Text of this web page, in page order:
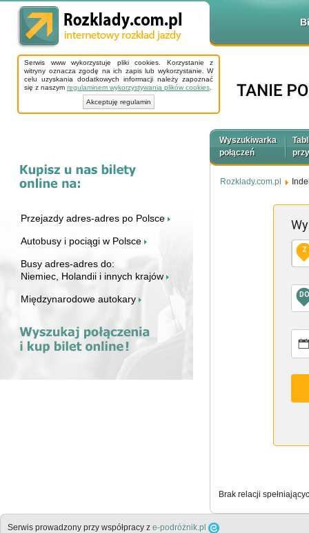
Serwis www wykorzystuje pliki cookies. Korzystanie z
witryny oznacza zgodę na ich zapis lub wykorzystanie. W
celu uzyskania dodatkowych informacji należy zapoznać
się z naszym regulaminem wykorzystywania plików cookies
Akceptuję regulamin
Przejazdy adres-adres po Polsce
Autobusy i pociągi w Polsce
Busy adres-adres do:
Niemiec, Holandii i innych krajów
Międzynarodowe autokary
Wyszukiwarka
połączeń
Rozklady.com.pl
Z
DO
Brak relacji
Serwis prowadzony przy współpracy z e-podróżnik.pl